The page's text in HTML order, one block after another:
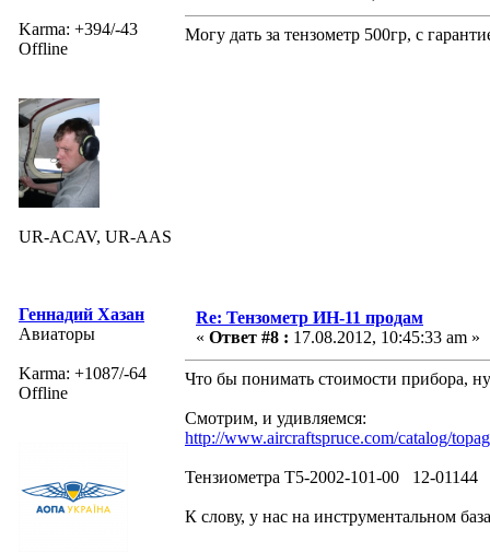
Karma: +394/-43
Offline
UR-ACAV, UR-AAS
Могу дать за тензометр 500гр, с
Геннадий Хазан
Авиаторы
Karma: +1087/-64
Offline
Re: Тензометр ИН-11 продам
« Ответ #8 : 17.08.2012, 10:45:33 am »
Что бы понимать стоимости прибора,
Смотрим, и удивляемся:
http://www.aircraftspruce.com/catalog/
Тензиометра T5-2002-101-00 12-01144
К слову, у нас на инструментальном